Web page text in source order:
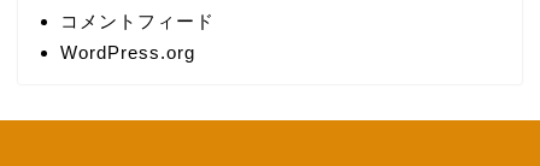
コメントフィード
WordPress.org